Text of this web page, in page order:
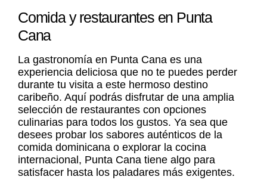
Comida y restaurantes en Punta
Cana
La gastronomía en Punta Cana es una
experiencia deliciosa que no te puedes perder
durante tu visita a este hermoso destino
caribeño. Aquí podrás disfrutar de una amplia
selección de restaurantes con opciones
culinarias para todos los gustos. Ya sea que
desees probar los sabores auténticos de la
comida dominicana o explorar la cocina
internacional, Punta Cana tiene algo para
satisfacer hasta los paladares más exigentes.